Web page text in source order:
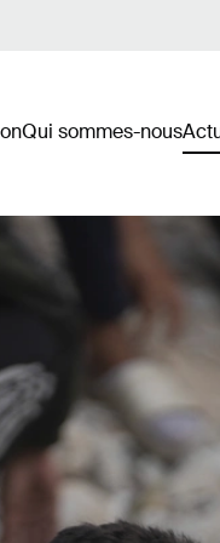
Qui sommes-nous